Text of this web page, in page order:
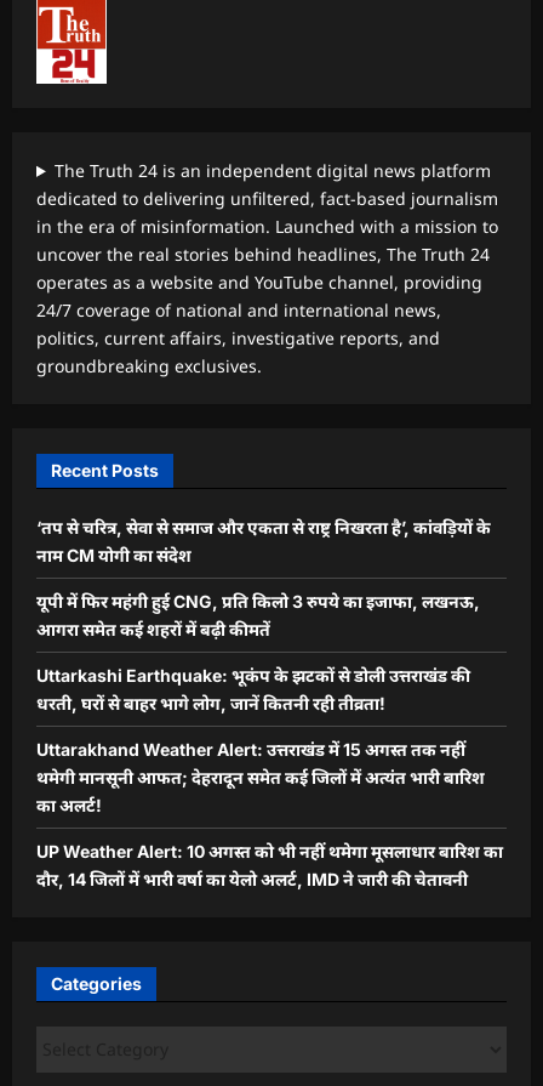
The Truth 24 is an independent digital news platform
dedicated to delivering unfiltered, fact-based journalism
in the era of misinformation. Launched with a mission to
uncover the real stories behind headlines, The Truth 24
operates as a website and YouTube channel, providing
24/7 coverage of national and international news,
politics, current affairs, investigative reports, and
groundbreaking exclusives.
Recent Posts
‘तप से चरित्र, सेवा से समाज और एकता से राष्ट्र निखरता है’, कांवड़ियों के
नाम CM योगी का संदेश
यूपी में फिर महंगी हुई CNG, प्रति किलो 3 रुपये का इजाफा, लखनऊ,
आगरा समेत कई शहरों में बढ़ी कीमतें
Uttarkashi Earthquake: भूकंप के झटकों से डोली उत्तराखंड की
धरती, घरों से बाहर भागे लोग, जानें कितनी रही तीव्रता!
Uttarakhand Weather Alert: उत्तराखंड में 15 अगस्त तक नहीं
थमेगी मानसूनी आफत; देहरादून समेत कई जिलों में अत्यंत भारी बारिश
का अलर्ट!
UP Weather Alert: 10 अगस्त को भी नहीं थमेगा मूसलाधार बारिश का
दौर, 14 जिलों में भारी वर्षा का येलो अलर्ट, IMD ने जारी की चेतावनी
Categories